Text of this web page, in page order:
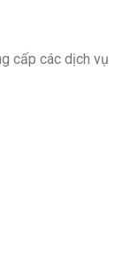
cấp các dịch vụ